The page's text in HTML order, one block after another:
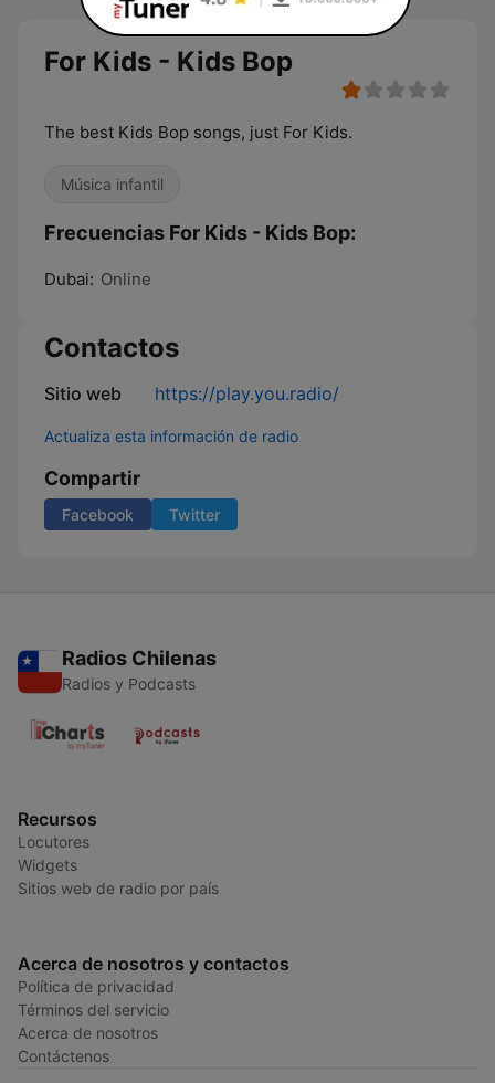
For Kids - Kids Bop
The best Kids Bop songs, just For Kids.
Música infantil
Frecuencias For Kids - Kids Bop:
Dubai: Online
Contactos
Sitio web https://play.you.radio/
Actualiza esta información de radio
Compartir
Facebook Twitter
Radios Chilenas
Radios y Podcasts
Recursos
Locutores
Widgets
Sitios web de radio por país
Acerca de nosotros y contactos
Política de privacidad
Términos del servicio
Acerca de nosotros
Contáctenos